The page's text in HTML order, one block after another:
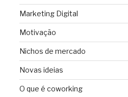
Marketing Digital
Motivação
Nichos de mercado
Novas ideias
O que é coworking